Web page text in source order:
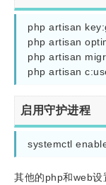
php artisan
php artisan
php artisan
启用守护进程
systemctl
其他的php和web设